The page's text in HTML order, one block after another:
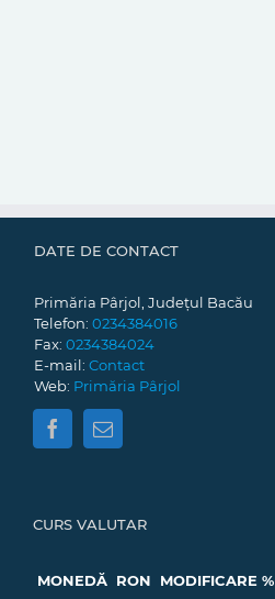
DATE DE CONTACT
Primăria Pârjol, Județul Bacău
Telefon: 0234384016
Fax: 0234384024
E-mail: Contact
Web: Primăria Pârjol
CURS VALUTAR
MONEDĂ RON
MODIFICARE %